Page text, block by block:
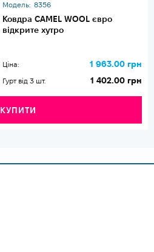
Модель: 8356
Ковдра CAMEL WOOL євро
відкрите хутро
Ціна: 1 963.00 грн
Гурт від 3 шт. 1 402.00 грн
КУПИТИ